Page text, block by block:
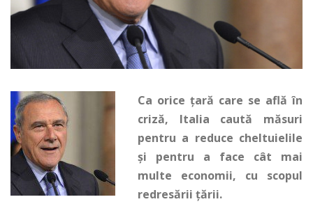
Ca orice țară care se află în
criză, Italia caută măsuri
pentru a reduce cheltuielile
și pentru a face cât mai
multe economii, cu scopul
redresării țării.